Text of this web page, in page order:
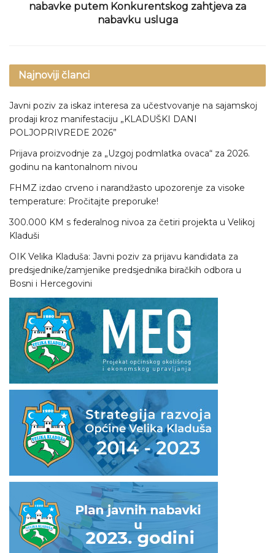
nabavke putem Konkurentskog zahtjeva za
nabavku usluga
Najnoviji članci
Javni poziv za iskaz interesa za učestvovanje na sajamskoj
prodaji kroz manifestaciju „KLADUŠKI DANI
POLJOPRIVREDE 2026”
Prijava proizvodnje za „Uzgoj podmlatka ovaca“ za 2026.
godinu na kantonalnom nivou
FHMZ izdao crveno i narandžasto upozorenje za visoke
temperature: Pročitajte preporuke!
300.000 KM s federalnog nivoa za četiri projekta u Velikoj
Kladuši
OIK Velika Kladuša: Javni poziv za prijavu kandidata za
predsjednike/zamjenike predsjednika biračkih odbora u
Bosni i Hercegovini